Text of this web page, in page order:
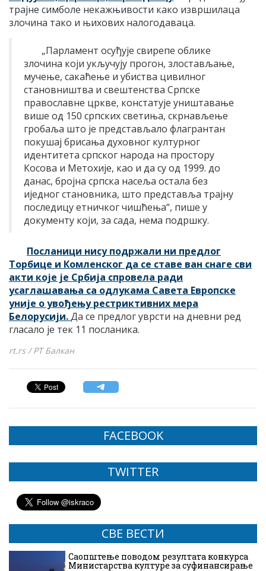
трајне симболе некажњивости како извршилаца
злочина тако и њихових налогодаваца.
„Парламент осуђује свирепе облике
злочина који укључују прогон, злостављање,
мучење, сакаћење и убиства цивилног
становништва и свештенства Српске
православне цркве, констатује уништавање
више од 150 српских светиња, скрнављење
гробаља што је представљало флагрантан
покушај брисања духовног културног
идентитета српског народа на простору
Косова и Метохије, као и да су од 1999. до
данас, бројна српска насеља остала без
иједног становника, што представља трајну
последицу етничког чишћења“, пише у
документу који, за сада, нема подршку.
Посланици нису подржали ни предлог
Торбице и Комленског да се ставе ван снаге сви
акти које је Србија спровела ради
усаглашавања са одлукама Савета Европске
уније о увођењу рестриктивних мера
Белорусији.Да се предлог уврсти на дневни ред
гласало је тек 11 посланика.
rt.rs / РТ Балкан
FACEBOOK
TWITTER
СВЕ ВЕСТИ
Саопштење поводом резултата конкурса
Министарства културе за суфинансирање